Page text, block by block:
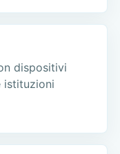
dispositivi
istituzioni